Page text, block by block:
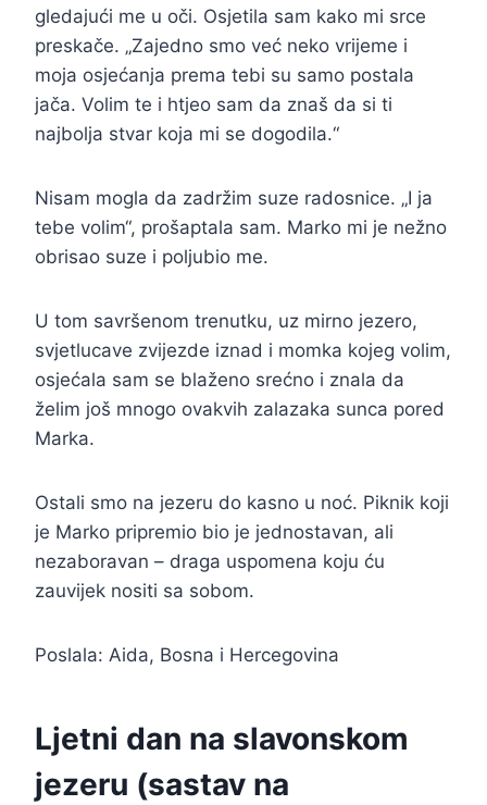
gledajući me u oči. Osjetila sam kako mi srce
preskače. „Zajedno smo već neko vrijeme i
moja osjećanja prema tebi su samo postala
jača. Volim te i htjeo sam da znaš da si ti
najbolja stvar koja mi se dogodila.“
Nisam mogla da zadržim suze radosnice. „I ja
tebe volim“, prošaptala sam. Marko mi je nežno
obrisao suze i poljubio me.
U tom savršenom trenutku, uz mirno jezero,
svjetlucave zvijezde iznad i momka kojeg volim,
osjećala sam se blaženo srećno i znala da
želim još mnogo ovakvih zalazaka sunca pored
Marka.
Ostali smo na jezeru do kasno u noć. Piknik koji
je Marko pripremio bio je jednostavan, ali
nezaboravan – draga uspomena koju ću
zauvijek nositi sa sobom.
Poslala: Aida, Bosna i Hercegovina
Ljetni dan na slavonskom
jezeru (sastav na